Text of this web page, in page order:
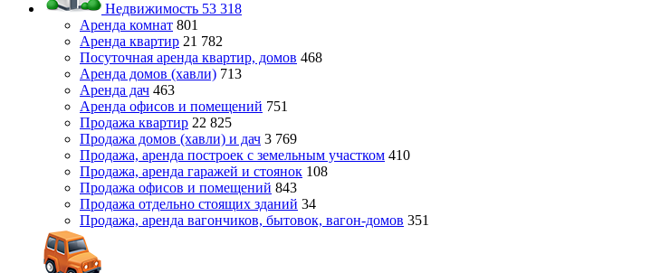
Недвижимость 53 318
Аренда комнат 801
Аренда квартир 21 782
Посуточная аренда квартир, домов 468
Аренда домов (хавли) 713
Аренда дач 463
Аренда офисов и помещений 751
Продажа квартир 22 825
Продажа домов (хавли) и дач 3 769
Продажа, аренда построек с земельным участком 410
Продажа, аренда гаражей и стоянок 108
Продажа офисов и помещений 843
Продажа отдельно стоящих зданий 34
Продажа, аренда вагончиков, бытовок, вагон-домов 351